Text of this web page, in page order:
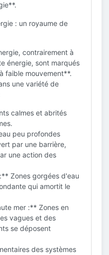
: un royaume de
contrairement à
énergie, sont marqués
faible mouvement**.
une variété de
calmes et abrités
peu profondes
par une barrière,
une action des
Zones gorgées d'eau
qui amortit le
mer :** Zones en
vagues et des
se déposent
des systèmes